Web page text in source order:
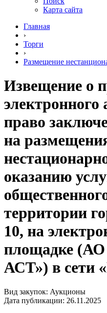
Карта сайта
Главная
›
Торги
›
Размещение
Извещение о
электронного
право
на
оказанию
территории
10, на
площадке (АО
АСТ») в сети
Вид закупок: Аукционы
Дата публикации: 26.11.2025